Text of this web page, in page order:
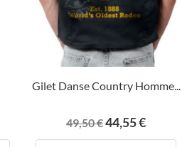
Gilet Danse Country Homme...
Prix
de
49,50 €Prix
44,55 €